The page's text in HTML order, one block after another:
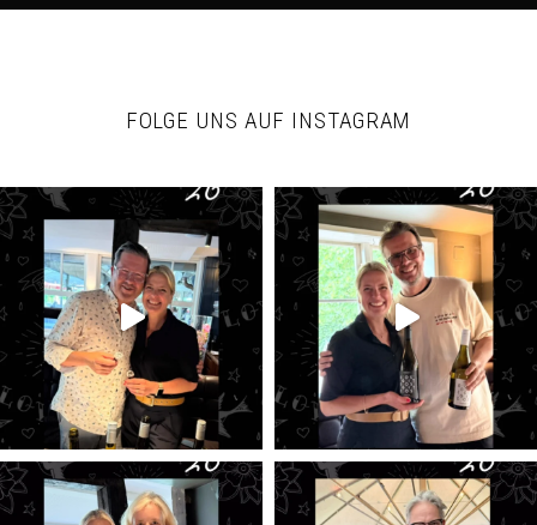
FOLGE UNS AUF INSTAGRAM